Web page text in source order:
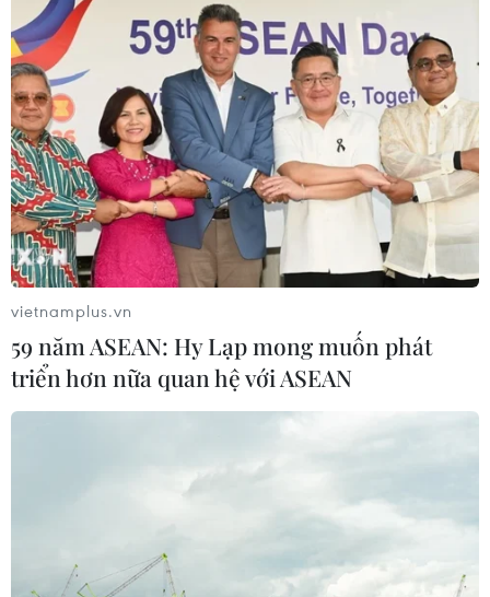
vietnamplus.vn
59 năm ASEAN: Hy Lạp mong muốn phát
triển hơn nữa quan hệ với ASEAN